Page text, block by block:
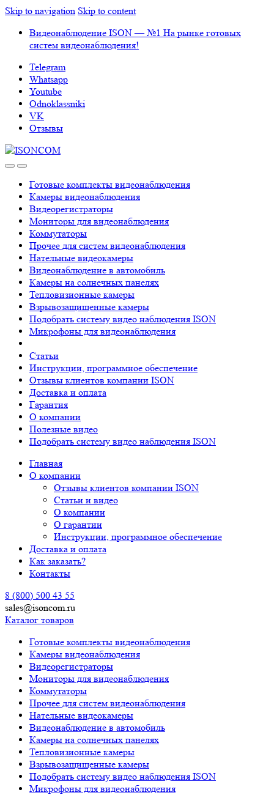
Skip to navigation Skip to content
Видеонаблюдение ISON — №1 На рынке готовых
систем видеонаблюдения!
Telegram
Whatsapp
Youtube
Odnoklassniki
VK
Отзывы
Готовые комплекты видеонаблюдения
Камеры видеонаблюдения
Видеорегистраторы
Мониторы для видеонаблюдения
Коммутаторы
Прочее для систем видеонаблюдения
Нательные видеокамеры
Видеонаблюдение в автомобиль
Камеры на солнечных панелях
Тепловизионные камеры
Взрывозащищенные камеры
Подобрать систему видео наблюдения ISON
Микрофоны для видеонаблюдения
Статьи
Инструкции, программное обеспечение
Отзывы клиентов компании ISON
Доставка и оплата
Гарантия
О компании
Полезные видео
Подобрать систему видео наблюдения ISON
Главная
О компании
Отзывы клиентов компании ISON
Статьи и видео
О компании
О гарантии
Инструкции, программное обеспечение
Доставка и оплата
Как заказать?
Контакты
8 (800) 500 43 55
sales@isoncom.ru
Каталог товаров
Готовые комплекты видеонаблюдения
Камеры видеонаблюдения
Видеорегистраторы
Мониторы для видеонаблюдения
Коммутаторы
Прочее для систем видеонаблюдения
Нательные видеокамеры
Видеонаблюдение в автомобиль
Камеры на солнечных панелях
Тепловизионные камеры
Взрывозащищенные камеры
Подобрать систему видео наблюдения ISON
Микрофоны для видеонаблюдения